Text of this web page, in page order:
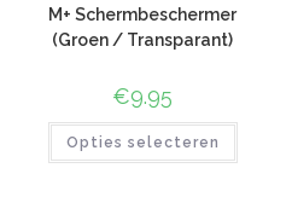
M+ Schermbeschermer
(Groen / Transparant)
€9.95
Opties selecteren